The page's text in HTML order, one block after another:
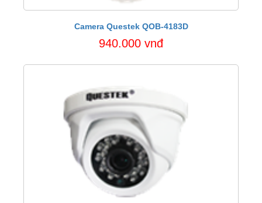
Camera Questek QOB-4183D
940.000 vnđ